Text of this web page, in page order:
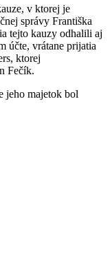
v ktorej je
správy Františka
tejto kauzy odhalili aj
účte, vrátane prijatia
ktorej
Fečík.
jeho majetok bol